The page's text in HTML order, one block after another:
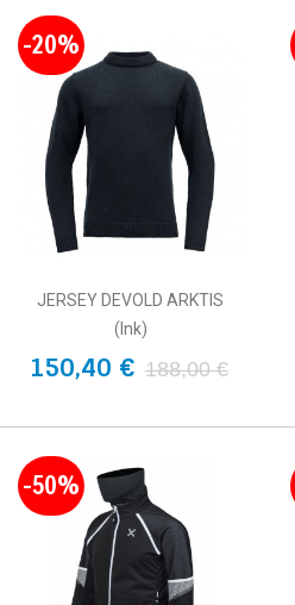
-20%
JERSEY DEVOLD ARKTIS
(Ink)
150,40 € 188,00 €
-50%